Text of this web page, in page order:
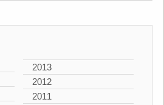
2013
2012
2011